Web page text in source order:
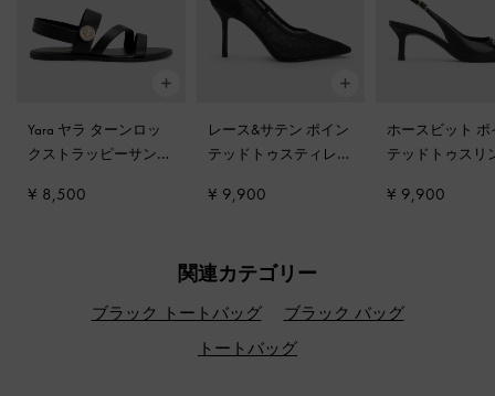
Yara ヤラ ターンロッ
クストラッピーサンダ
¥ 8,500
レース&サテン ポイン
テッドトゥスティレッ
ラックテクスチャー
¥ 9,900
ホースビット ポ
テッドトゥスリ
ク
¥ 9,900
関連カテゴリー
ブラック トートバッグ
ブラック バッグ
トートバッグ